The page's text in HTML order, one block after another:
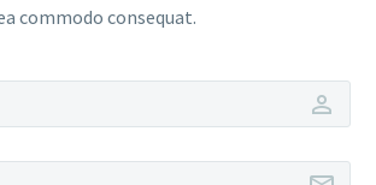
commodo consequat.